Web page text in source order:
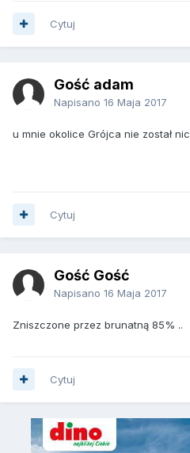
Cytuj
Gość adam
Napisano 16 Maja 2017
u mnie okolice Grójca nie został nic
Cytuj
Gość Gość
Napisano 16 Maja 2017
Zniszczone przez brunatną 85% ..
Cytuj